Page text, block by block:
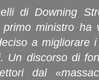
di Downing
ministro ha
a migliorare
Un discorso di
dal